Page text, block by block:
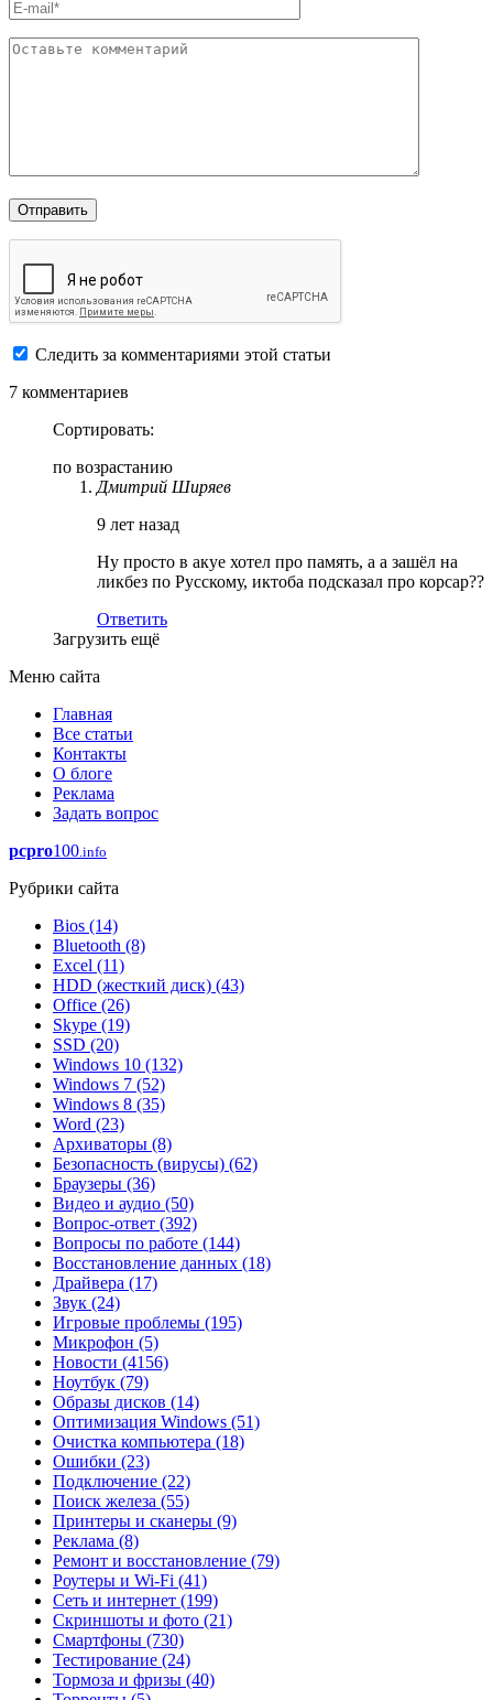
Следить за комментариями этой статьи
7 комментариев
Сортировать:
по возрастанию
Дмитрий Ширяев
9 лет назад
Ну просто в акуе хотел про память, а а зашёл на
ликбез по Русскому, иктоба подсказал про корсар??
Ответить
Загрузить ещё
Меню сайта
Главная
Все статьи
Контакты
О блоге
Реклама
Задать вопрос
pcpro100 .info
Рубрики сайта
Bios (14)
Bluetooth (8)
Excel (11)
HDD (жесткий диск) (43)
Office (26)
Skype (19)
SSD (20)
Windows 10 (132)
Windows 7 (52)
Windows 8 (35)
Word (23)
Архиваторы (8)
Безопасность (вирусы) (62)
Браузеры (36)
Видео и аудио (50)
Вопрос-ответ (392)
Вопросы по работе (144)
Восстановление данных (18)
Драйвера (17)
Звук (24)
Игровые проблемы (195)
Микрофон (5)
Новости (4156)
Ноутбук (79)
Образы дисков (14)
Оптимизация Windows (51)
Очистка компьютера (18)
Ошибки (23)
Подключение (22)
Поиск железа (55)
Принтеры и сканеры (9)
Реклама (8)
Ремонт и восстановление (79)
Роутеры и Wi-Fi (41)
Сеть и интернет (199)
Скриншоты и фото (21)
Смартфоны (730)
Тестирование (24)
Тормоза и фризы (40)